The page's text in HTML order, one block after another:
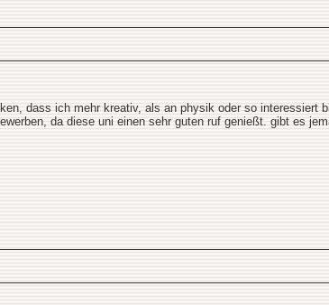
dass ich mehr kreativ, als an physik oder so
da diese uni einen sehr guten ruf genießt. gibt es